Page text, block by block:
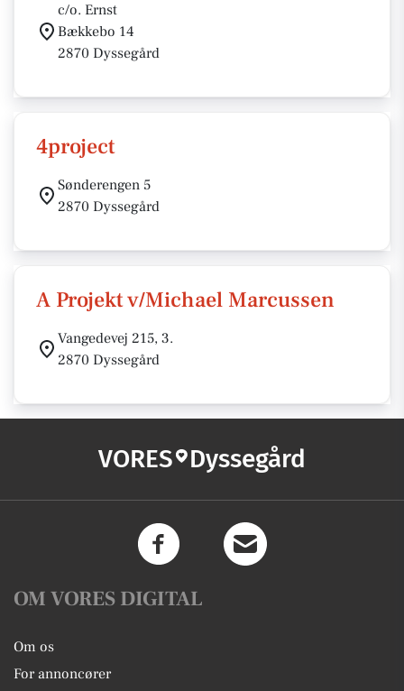
c/o. Ernst
Bækkebo 14
2870 Dyssegård
4project
Sønderengen 5
2870 Dyssegård
A Projekt v/Michael Marcussen
Vangedevej 215, 3.
2870 Dyssegård
VORES Dyssegård
OM VORES DIGITAL
Om os
For annoncører